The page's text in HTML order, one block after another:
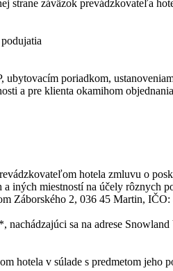
záväzok prevádzkovateľa
poriadkom,
a pre klienta okamihom
hotela zmluvu o
iných miestností na účely rôznych
Záborského 2, 036 45 Martin,
sa na adrese
hotela v súlade s predmetom